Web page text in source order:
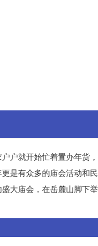
户就开始忙着置办年货
是有众多的庙会活动和民
大庙会，在岳麓山脚下